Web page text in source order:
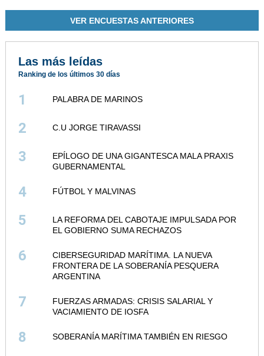
VER ENCUESTAS ANTERIORES
Las más leídas
Ranking de los últimos 30 días
1 PALABRA DE MARINOS
2 C.U JORGE TIRAVASSI
3
EPÍLOGO DE UNA GIGANTESCA MALA PRAXIS
GUBERNAMENTAL
4 FÚTBOL Y MALVINAS
5
LA REFORMA DEL CABOTAJE IMPULSADA POR
EL GOBIERNO SUMA RECHAZOS
6
CIBERSEGURIDAD MARÍTIMA. LA NUEVA
FRONTERA DE LA SOBERANÍA PESQUERA
ARGENTINA
7
FUERZAS ARMADAS: CRISIS SALARIAL Y
VACIAMIENTO DE IOSFA
8 SOBERANÍA MARÍTIMA TAMBIÉN EN RIESGO